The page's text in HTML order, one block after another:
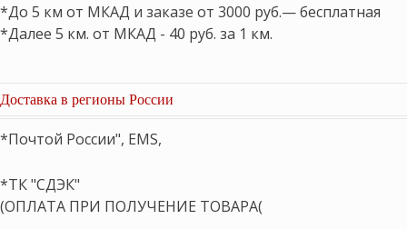
*До 5 км от МКАД и заказе от 3000 руб.— бесплатная
*Далее 5 км. от МКАД - 40 руб. за 1 км.
Доставка в регионы России
*Почтой России", EMS,
*ТК "СДЭК"
(ОПЛАТА ПРИ ПОЛУЧЕНИЕ ТОВАРА(